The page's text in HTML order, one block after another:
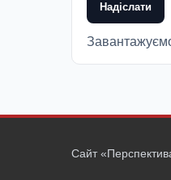
Надіслати
Сайт